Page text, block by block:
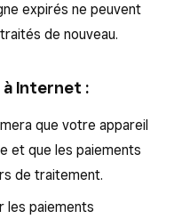
expirés ne peuvent
de nouveau.
Internet :
que votre appareil
et que les paiements
de traitement.
les paiements